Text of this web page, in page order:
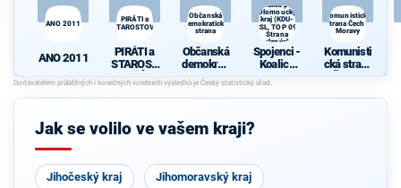
ANO 2011
ANO 2011
PIRÁTI a
STAROSTOVÉ
PIRÁTI a
STAROST
OVÉ
Občanská
demokratická
strana
Občanská
demokrati
cká strana
Koalice pro
Olomoucký
kraj (KDU-
ČSL, TOP 09,
Strana
zelených,
ProOlomouc)
Spojenci -
Koalice
pro
Olomouck
ý kraj
ProOlomo
Komunistická
strana Čech a
Moravy
Komunisti
cká strana
Čech a
Jak se volilo ve vašem kraji?
Jihočeský kraj Jihomoravský kraj